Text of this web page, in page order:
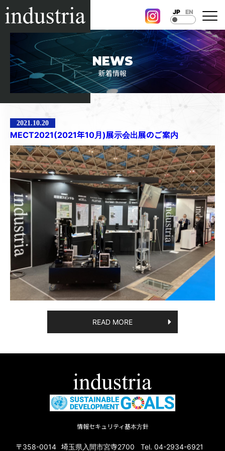
JP EN
<
NEWS
新着情報
2021.10.20
MECT2021(2021年10月)展示会出展のご案内
READ MORE
情報セキュリティ基本方針
〒358-0014 埼玉県入間市宮寺2700 Tel. 04-2934-6921